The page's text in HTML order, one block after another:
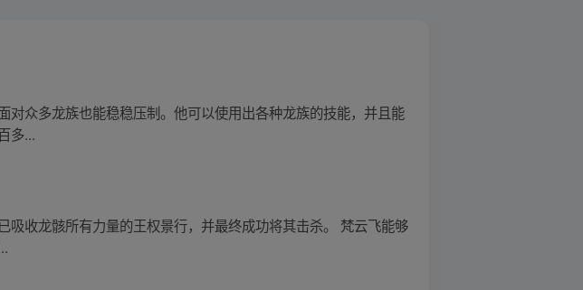
众多龙族也能稳稳压制。他可以使用出各种龙族的技能，并且能
多...
收龙骸所有力量的王权景行，并最终成功将其击杀。 梵云飞能够